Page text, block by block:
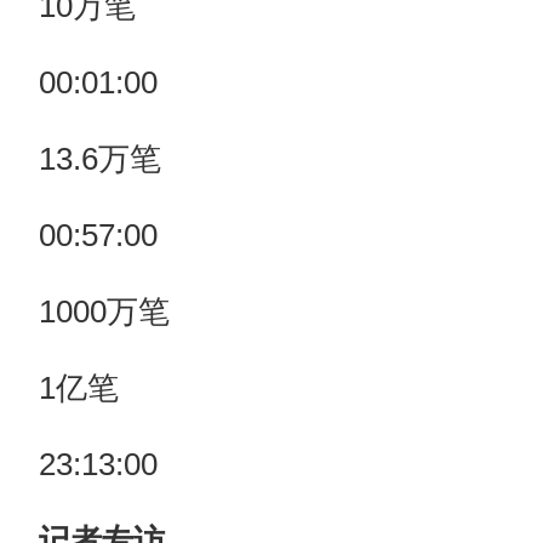
00:01:00
13.6万笔
00:57:00
1000万笔
1亿笔
23:13:00